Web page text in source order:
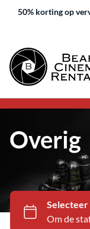
50% korting op
Overig